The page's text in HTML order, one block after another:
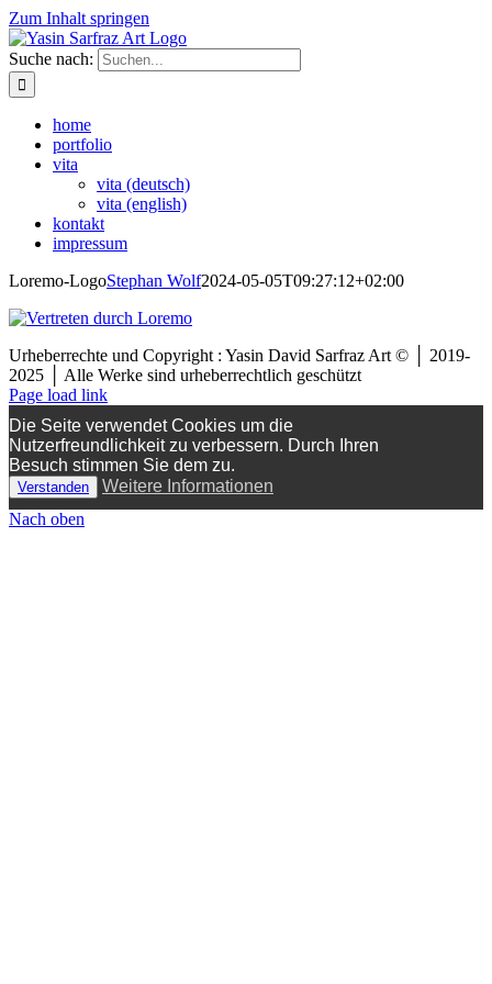
Zum Inhalt springen
Suche nach:
home
portfolio
vita
vita (deutsch)
vita (english)
kontakt
impressum
Loremo-LogoStephan Wolf2024-05-05T09:27:12+02:00
Urheberrechte und Copyright : Yasin David Sarfraz Art © │ 2019-
2025 │ Alle Werke sind urheberrechtlich geschützt
Page load link
Die Seite verwendet Cookies um die
Nutzerfreundlichkeit zu verbessern. Durch Ihren
Besuch stimmen Sie dem zu.
Verstanden
Weitere Informationen
Nach oben